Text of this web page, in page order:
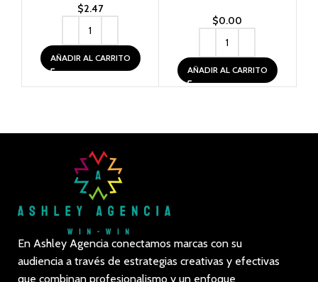
$2.47
AÑADIR AL CARRITO
$0.00
AÑADIR AL CARRITO
En Ashley Agencia conectamos marcas con su
audiencia a través de estrategias creativas y efectivas
que combinan profesionalismo y un enfoque